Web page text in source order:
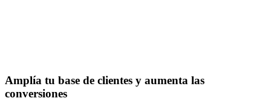
Amplía tu base de clientes y aumenta las
conversiones